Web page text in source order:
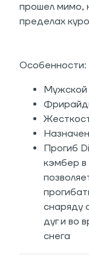
прошел мимо,
пределах
Особенности:
Мужской
Прогиб
кэмбер в
снаряду
дуг и во
снега